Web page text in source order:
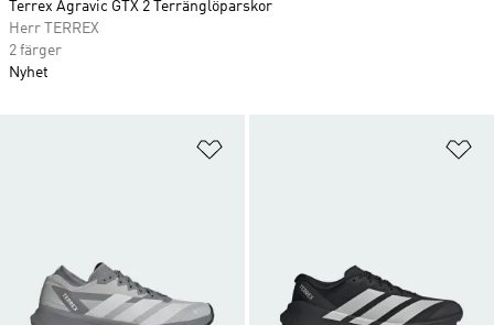
Terrex Agravic GTX 2 Terränglöparskor
Herr TERREX
2 färger
Nyhet